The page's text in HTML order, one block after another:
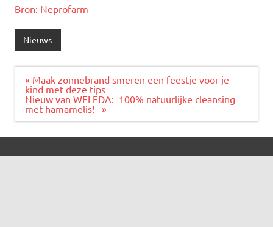
Bron: Neprofarm
Nieuws
Bericht
navigatie
« Maak zonnebrand smeren een feestje voor je
kind met deze tips
Nieuw van WELEDA: 100% natuurlijke cleansing
met hamamelis! »